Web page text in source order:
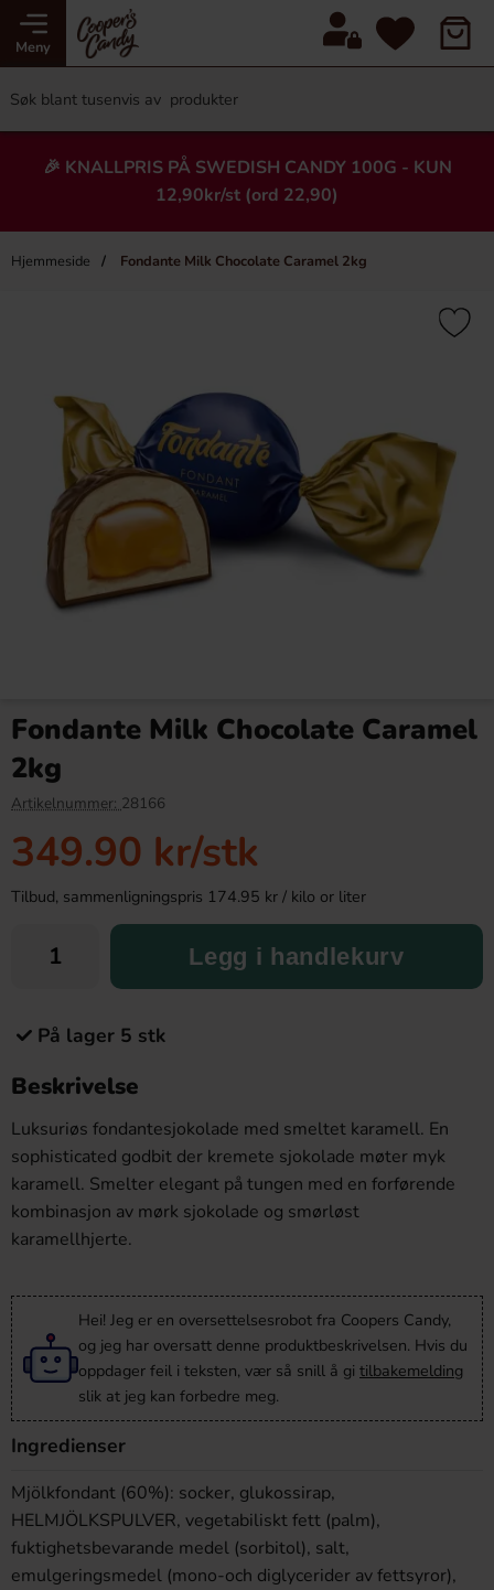
Meny
🎉 KNALLPRIS PÅ SWEDISH CANDY 100G - KUN
12,90kr/st (ord 22,90)
Hjemmeside Fondante Milk Chocolate Caramel 2kg
×
Köp
Vanilla Mix 150ml
Fondante Milk Chocolate Caramel
2kg
Artikelnummer: 28166
349.90 kr/stk
Tilbud, sammenligningspris 174.95 kr / kilo or liter
Legg i handlekurv
På lager 5 stk
Beskrivelse
Luksuriøs fondantesjokolade med smeltet karamell. En
sophisticated godbit der kremete sjokolade møter myk
karamell. Smelter elegant på tungen med en forførende
kombinasjon av mørk sjokolade og smørløst
karamellhjerte.
Hei! Jeg er en oversettelsesrobot fra Coopers Candy,
og jeg har oversatt denne produktbeskrivelsen. Hvis du
oppdager feil i teksten, vær så snill å gi tilbakemelding
slik at jeg kan forbedre meg.
Ingredienser
Mjölkfondant (60%): socker, glukossirap,
HELMJÖLKSPULVER, vegetabiliskt fett (palm),
fuktighetsbevarande medel (sorbitol), salt,
emulgeringsmedel (mono-och diglycerider av fettsyror),